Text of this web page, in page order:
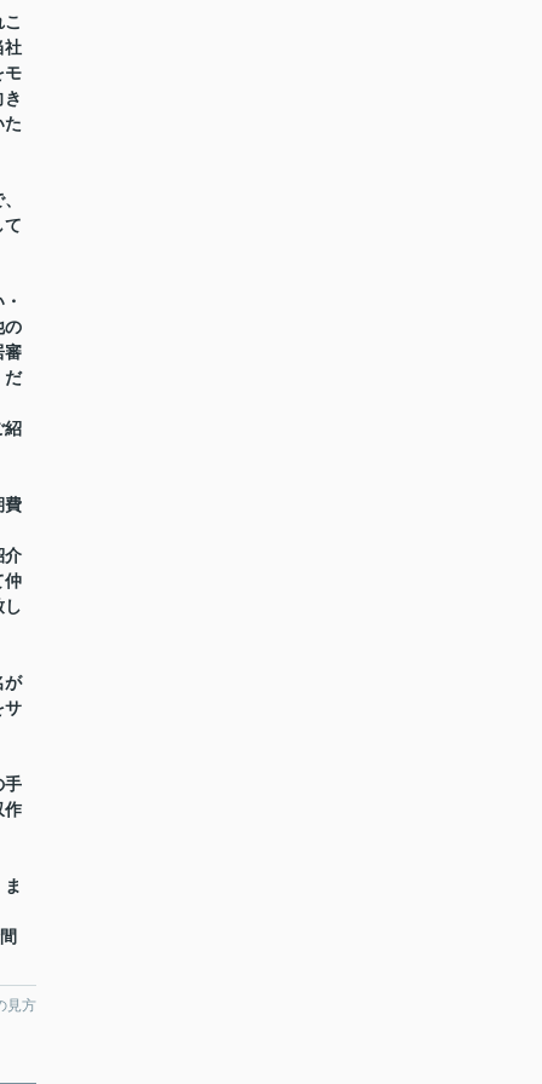
社
モ
た
て
の
審
だ
紹
費
介
仲
し
が
サ
手
作
見方